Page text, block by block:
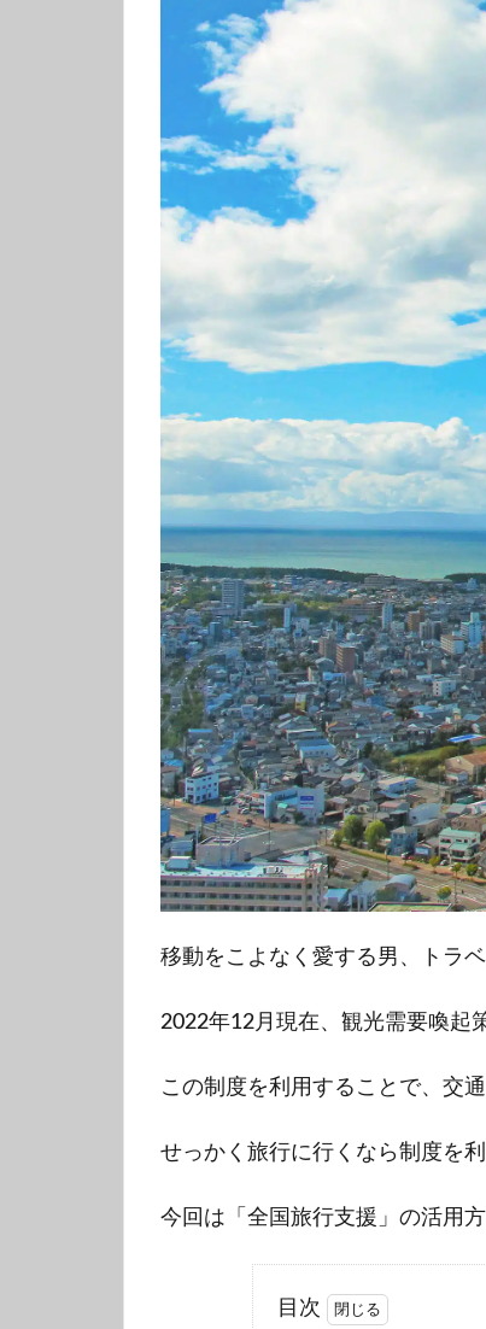
移動をこよなく愛する男、トラ
2022年12月現在、観光需要喚起
この制度を利用することで、交
せっかく旅行に行くなら制度を
今回は「全国旅行支援」の活用
目次